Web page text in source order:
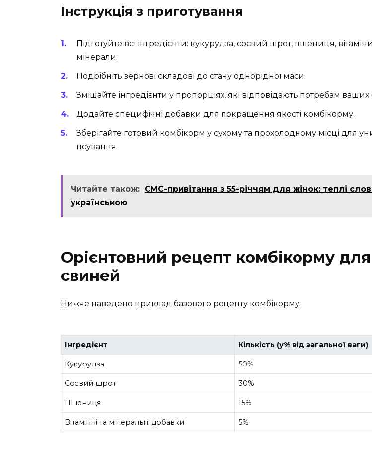
Інструкція з приготування
Підготуйте всі інгредієнти: кукурудза, соєвий шрот, пшениця,
мінерали.
Подрібніть зернові складові до стану однорідної маси.
Змішайте інгредієнти у пропорціях, які відповідають потребам
Додайте специфічні добавки для покращення якості комбікорму.
Зберігайте готовий комбікорм у сухому та прохолодному місці для
псування.
Читайте також: СМС-привітання з 55-річчям для жінок: теплі
українською
Орієнтовний рецепт комбікорму для
свиней
Нижче наведено приклад базового рецепту комбікорму:
Інгредієнт Кількість (у% від загальної ваги)
Кукурудза 50%
Соєвий шрот 30%
Пшениця 15%
Вітамінні та мінеральні добавки 5%